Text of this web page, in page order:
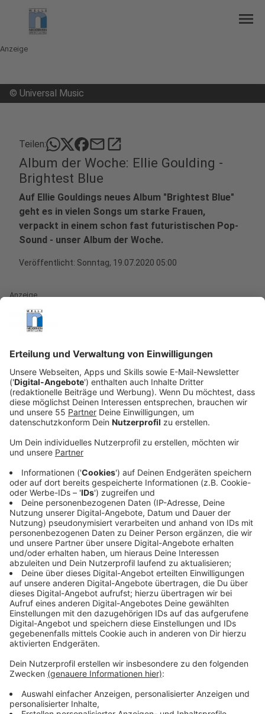
menu
Anzeige
© Universal Music
Teilen: mailopen_in_new
Album der Woche: Ellie Goulding -
Brightest Blue
Auf Ellie Gouldings neues Album "Brightest Blue"
geht es in vielen Songs um starke Frauen,
verpackt in einem schon fast futuristischen Pop-
Sound - unser Album der Woche.
Veröffentlicht: Sonntag, 19.07.2020 05:00
Anzeige
viertes Album heraus. Dabei ist "Brightest Blue" in zwei
MIR. Ich habe die Texte geschrieben, an den Melodien,
Chören und Akkorden gearbeitet. Und die B-Seite ist
eher so ein Alter Ego. Ich wollte auch diesen Songs
Platz einräumen, die vor allem in den USA erfolgreich
waren. Aber mit ihnen identifiziere ich mich als
Künstlerin nicht so sehr. Darum die Idee des Alter
Anzeige
Die Kraft von innen
Anzeige
Seit ihrem Debut, hat sich viel verändert für Ellie. Sie
hatte mehr als eine Beziehung in der Zeit, unter
anderem mit ein paar berühmten Kollegen. Daraus hat
sie gelernt: "Wir alle tendieren von Natur aus dazu, sich
von unserem Partner beschützen zu lassen. Ich habe
mittlerweile gelernt, diese unglaubliche Stärke in uns
selbst zu finden. Wir können an so vielen Stellen an uns
selbst arbeiten, ohne einen Einfluss von außen."